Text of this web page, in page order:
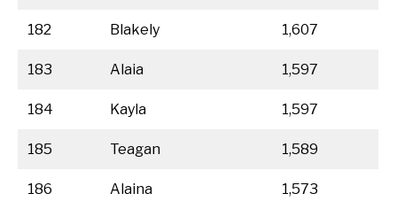
182 Blakely 1,607
183 Alaia 1,597
184 Kayla 1,597
185 Teagan 1,589
186 Alaina 1,573